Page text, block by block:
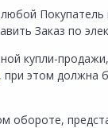
Заказ по
купли-
, при этом должна